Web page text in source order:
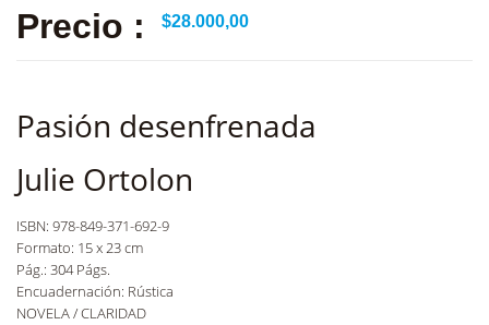
Precio : $28.000,00
Pasión desenfrenada
Julie Ortolon
ISBN: 978-849-371-692-9
Formato: 15 x 23 cm
Pág.: 304 Págs.
Encuadernación: Rústica
NOVELA / CLARIDAD